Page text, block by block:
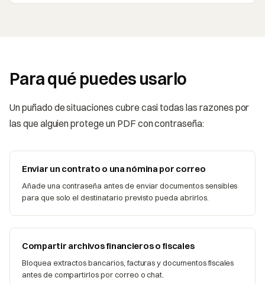
Para qué puedes usarlo
Un puñado de situaciones cubre casi todas las razones por
las que alguien protege un PDF con contraseña:
Enviar un contrato o una nómina por correo
Añade una contraseña antes de enviar documentos sensibles
para que solo el destinatario previsto pueda abrirlos.
Compartir archivos financieros o fiscales
Bloquea extractos bancarios, facturas y documentos fiscales
antes de compartirlos por correo o chat.